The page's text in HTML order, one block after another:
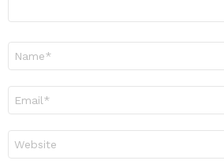
Mail-
Adresse
*